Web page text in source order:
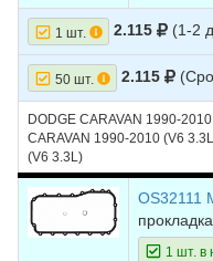
1 шт. 2.115 (1-2
50 шт. 2.115
DODGE CARAVAN 1990-
CARAVAN 1990-2010 (V6
(V6 3.3L)
OS32111
1 шт. в